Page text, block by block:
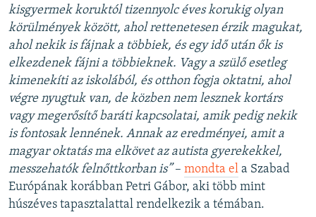
kisgyermek koruktól tizennyolc éves korukig olyan
körülmények között, ahol rettenetesen érzik magukat,
ahol nekik is fájnak a többiek, és egy idő után ők is
elkezdenek fájni a többieknek. Vagy a szülő esetleg
kimenekíti az iskolából, és otthon fogja oktatni, ahol
végre nyugtuk van, de közben nem lesznek kortárs
vagy megerősítő baráti kapcsolatai, amik pedig nekik
is fontosak lennének. Annak az eredményei, amit a
magyar oktatás ma elkövet az autista gyerekekkel,
messzehatók felnőttkorban is”– mondta el a Szabad
Európának korábban Petri Gábor, aki több mint
húszéves tapasztalattal rendelkezik a témában.